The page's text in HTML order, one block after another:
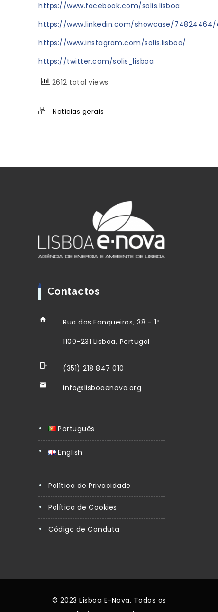
https://www.facebook.com/solis.lisboa
https://www.linkedin.com/showcase/
https://www.instagram.com/solis.lisboa/
https://twitter.com/solis_lisboa
2612 total views
Notícias gerais
Contactos
Rua dos Fanqueiros, 38 - 1º
1100-231 Lisboa, Portugal
(351) 218 847 010
info@lisboaenova.org
Português
English
Política de Privacidade
Política de Cookies
Código de Conduta
© 2023 Lisboa E-Nova. Todos os